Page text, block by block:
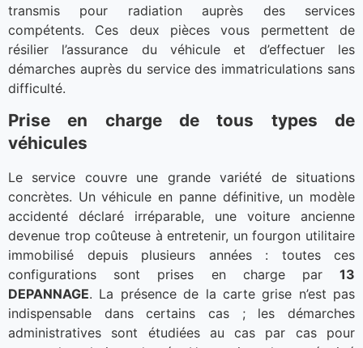
transmis pour radiation auprès des services
compétents. Ces deux pièces vous permettent de
résilier l’assurance du véhicule et d’effectuer les
démarches auprès du service des immatriculations sans
difficulté.
Prise en charge de tous types de
véhicules
Le service couvre une grande variété de situations
concrètes. Un véhicule en panne définitive, un modèle
accidenté déclaré irréparable, une voiture ancienne
devenue trop coûteuse à entretenir, un fourgon utilitaire
immobilisé depuis plusieurs années : toutes ces
configurations sont prises en charge par 13
DEPANNAGE. La présence de la carte grise n’est pas
indispensable dans certains cas ; les démarches
administratives sont étudiées au cas par cas pour